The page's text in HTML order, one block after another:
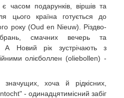
є часом подарунків, віршів та
цього країна готується до
року (Oud en Nieuw). Різдво-
смачних вечерь та
А Новий рік зустрічають з
олієболлен (oliebollen) -
хоча й рідкісних,
- одинадцятимісний забіг